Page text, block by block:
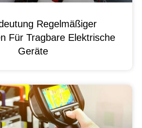
Regelmäßiger
Für Tragbare Elektrische
Geräte